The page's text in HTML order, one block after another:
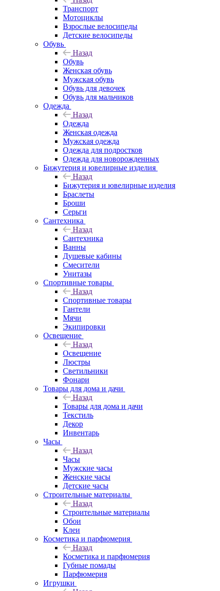
Транспорт
Мотоциклы
Взрослые велосипеды
Детские велосипеды
Обувь
Назад
Обувь
Женская обувь
Мужская обувь
Обувь для девочек
Обувь для мальчиков
Одежда
Назад
Одежда
Женская одежда
Мужская одежда
Одежда для подростков
Одежда для новорожденных
Бижутерия и ювелирные изделия
Назад
Бижутерия и ювелирные изделия
Браслеты
Броши
Серьги
Сантехника
Назад
Сантехника
Ванны
Душевые кабины
Смесители
Унитазы
Спортивные товары
Назад
Спортивные товары
Гантели
Мячи
Экипировки
Освещение
Назад
Освещение
Люстры
Светильники
Фонари
Товары для дома и дачи
Назад
Товары для дома и дачи
Текстиль
Декор
Инвентарь
Часы
Назад
Часы
Мужские часы
Женские часы
Детские часы
Строительные материалы
Назад
Строительные материалы
Обои
Клеи
Косметика и парфюмерия
Назад
Косметика и парфюмерия
Губные помады
Парфюмерия
Игрушки